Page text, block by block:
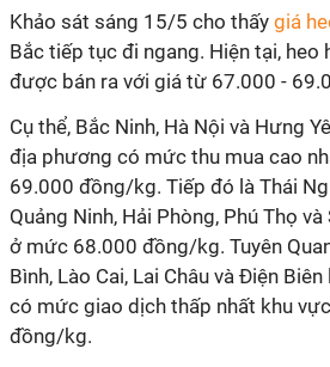
Khảo sát sáng 15/5 cho thấy giá
Bắc tiếp tục đi ngang. Hiện tại, heo
được bán ra với giá từ 67.000 -
Cụ thể, Bắc Ninh, Hà Nội và Hưng
địa phương có mức thu mua cao
69.000 đồng/kg. Tiếp đó là Thái
Quảng Ninh, Hải Phòng, Phú Thọ
ở mức 68.000 đồng/kg. Tuyên
Bình, Lào Cai, Lai Châu và Điện
có mức giao dịch thấp nhất khu
đồng/kg.